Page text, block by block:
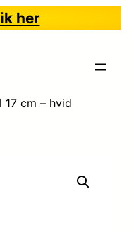
her
17 cm – hvid